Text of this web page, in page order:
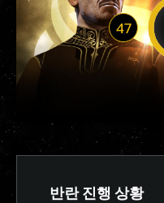
47
반란 진행 상황